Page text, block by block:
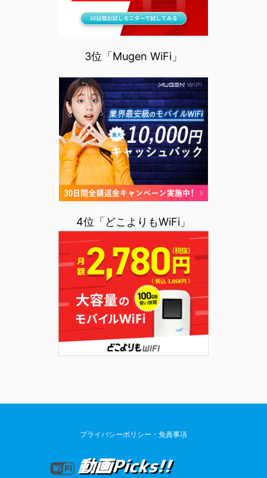
3位「Mugen WiFi」
4位「どこよりもWiFi」
プライバシーポリシー・免責事項